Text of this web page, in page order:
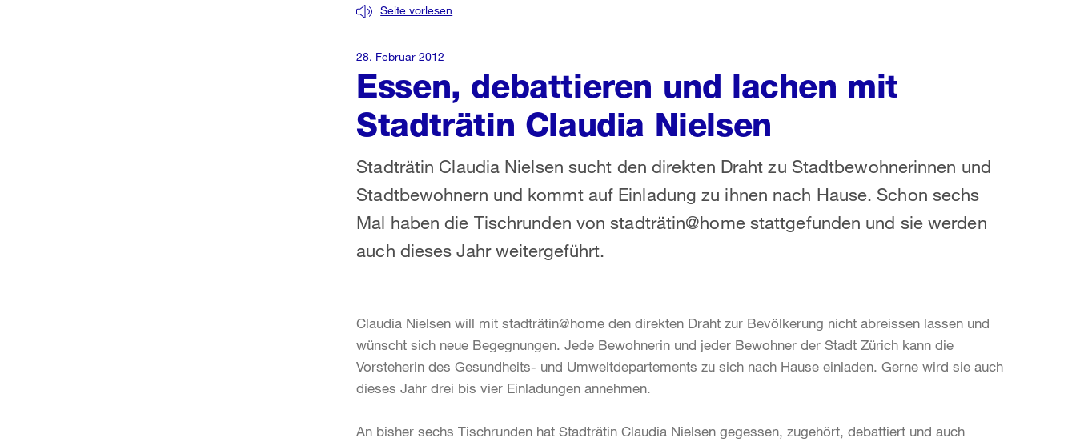
Essen, debattieren und lachen mit
Stadträtin Claudia Nielsen
Seite vorlesen
Stadträtin Claudia Nielsen sucht den direkten Draht zu Stadtbewohnerinnen und
Stadtbewohnern und kommt auf Einladung zu ihnen nach Hause. Schon sechs
Mal haben die Tischrunden von stadträtin@home stattgefunden und sie werden
auch dieses Jahr weitergeführt.
28. Februar 2012
Claudia Nielsen will mit stadträtin@home den direkten Draht zur Bevölkerung nicht abreissen lassen und
wünscht sich neue Begegnungen. Jede Bewohnerin und jeder Bewohner der Stadt Zürich kann die
Vorsteherin des Gesundheits- und Umweltdepartements zu sich nach Hause einladen. Gerne wird sie auch
dieses Jahr drei bis vier Einladungen annehmen.
An bisher sechs Tischrunden hat Stadträtin Claudia Nielsen gegessen, zugehört, debattiert und auch